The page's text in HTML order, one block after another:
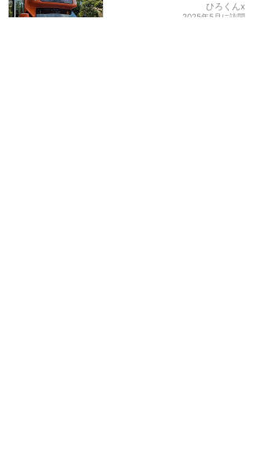
ひろくんx
2025年5月に訪問